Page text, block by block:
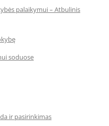
palaikymui – Atbulinis
soduose
ir pasirinkimas